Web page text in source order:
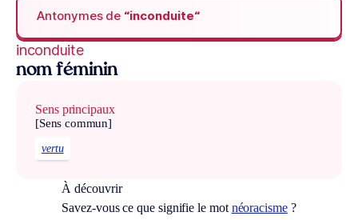
Antonymes de “inconduite“
inconduite
nom féminin
Sens principaux
[Sens commun]
vertu
À découvrir
Savez-vous ce que signifie le mot néoracisme?